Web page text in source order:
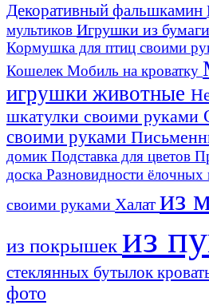
Декоративный фальшкамин
мультиков Игрушки из бумаги
Кормушка для птиц своими
КошелекМобиль на кроватку
игрушки животные
шкатулки своими руками
своими руками
домикПодставка для цветов
доска Разновидности
своими руками Халат из
из покрышек из
стеклянных бутылок
фото